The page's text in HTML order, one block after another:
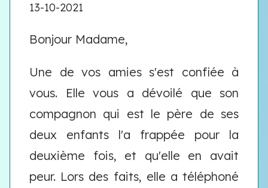
13-10-2021
Bonjour Madame,
Une de vos amies s'est confiée à
vous. Elle vous a dévoilé que son
compagnon qui est le père de ses
deux enfants l'a frappée pour la
deuxième fois, et qu'elle en avait
peur. Lors des faits, elle a téléphoné